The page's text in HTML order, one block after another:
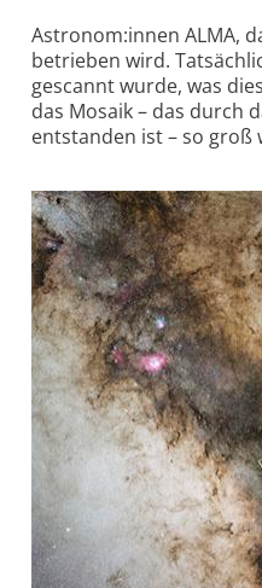
Astronom:innen ALMA,
betrieben wird.
gescannt wurde, was
das Mosaik – das durch
entstanden ist – so groß